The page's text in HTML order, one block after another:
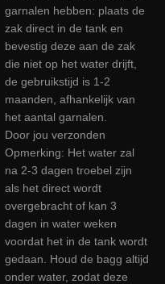
garnalen hebben: plaats de
zak direct in de tank en
bevestig deze aan de zak
die niet op het water drijft,
de gebruikstijd is 1-2
maanden, afhankelijk van
het aantal garnalen.
Door jou verzonden
Opmerking: Het water zal
na 2-3 dagen troebel zijn
als het direct wordt
overgebracht of kan 3
dagen in water weken
voordat het in de tank wordt
gedaan. Houd de bagg altijd
onder water, zodat deze